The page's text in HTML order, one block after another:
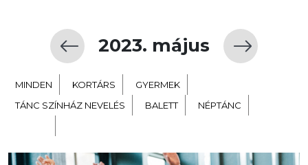
2023. május
MINDEN KORTÁRS
GYERMEK
TÁNC SZÍNHÁZ NEVELÉS
BALETT
NÉPTÁNC